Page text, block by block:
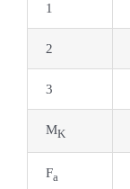
1
2
3
MK
Fa